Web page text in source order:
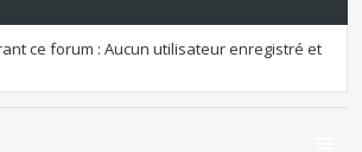
ce forum : Aucun utilisateur enregistré et